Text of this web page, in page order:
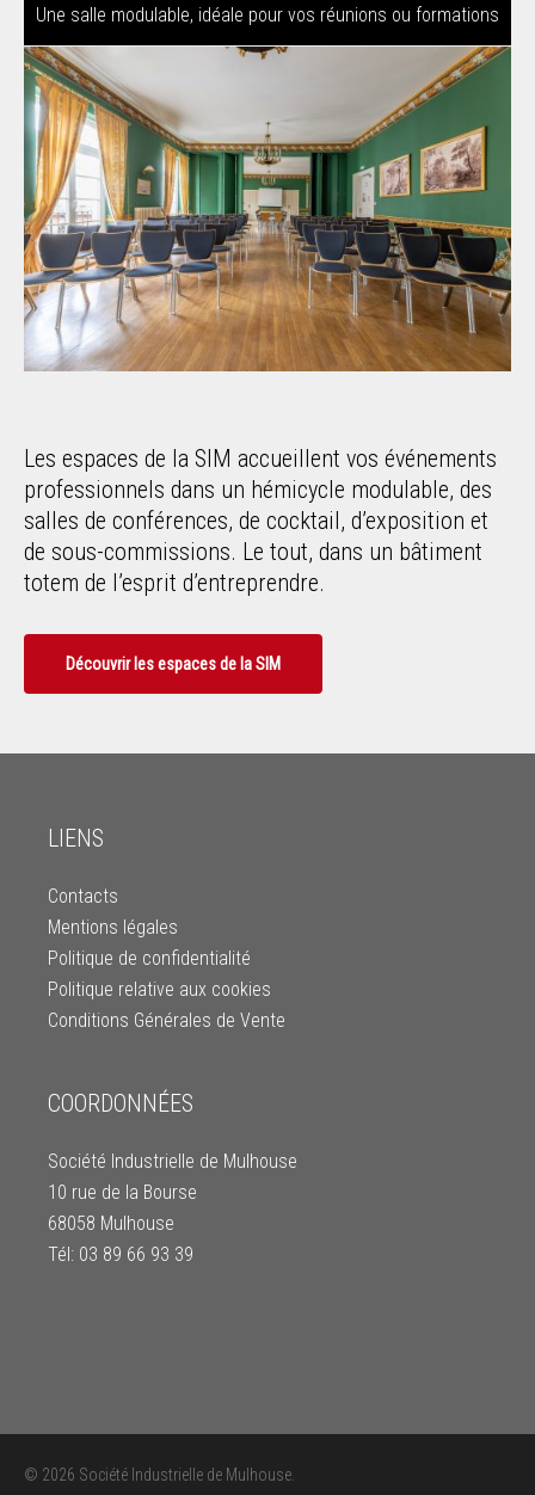
Une salle modulable, idéale pour vos réunions ou formations
Les espaces de la SIM accueillent vos événements
professionnels dans un hémicycle modulable, des
salles de conférences, de cocktail, d’exposition et
de sous-commissions. Le tout, dans un bâtiment
totem de l’esprit d’entreprendre.
Découvrir les espaces de la SIM
LIENS
Contacts
Mentions légales
Politique de confidentialité
Politique relative aux cookies
Conditions Générales de Vente
COORDONNÉES
Société Industrielle de Mulhouse
10 rue de la Bourse
68058 Mulhouse
Tél: 03 89 66 93 39
© 2026 Société Industrielle de Mulhouse.